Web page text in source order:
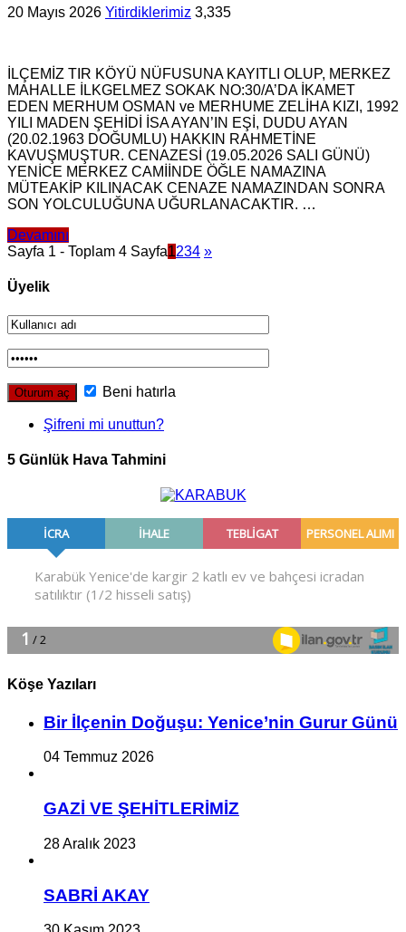
20 Mayıs 2026 Yitirdiklerimiz 3,335
İLÇEMİZ TIR KÖYÜ NÜFUSUNA KAYITLI OLUP, MERKEZ
MAHALLE İLKGELMEZ SOKAK NO:30/A’DA İKAMET
EDEN MERHUM OSMAN ve MERHUME ZELİHA KIZI, 1992
YILI MADEN ŞEHİDİ İSA AYAN’IN EŞİ, DUDU AYAN
(20.02.1963 DOĞUMLU) HAKKIN RAHMETİNE
KAVUŞMUŞTUR. CENAZESİ (19.05.2026 SALI GÜNÜ)
YENİCE MERKEZ CAMİİNDE ÖĞLE NAMAZINA
MÜTEAKİP KILINACAK CENAZE NAMAZINDAN SONRA
SON YOLCULUĞUNA UĞURLANACAKTIR. …
Devamını
Sayfa 1 - Toplam 4 Sayfa1234 »
Üyelik
Beni hatırla
Şifreni mi unuttun?
5 Günlük Hava Tahmini
Köşe Yazıları
Bir İlçe­nin Do­ğu­şu: Ye­ni­ce’nin Gurur Günü
04 Temmuz 2026
GAZİ VE ŞEHİTLERİMİZ
28 Aralık 2023
SABRİ AKAY